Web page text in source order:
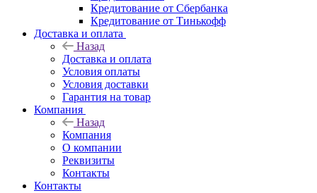
Кредитование от Сбербанка
Кредитование от Тинькофф
Доставка и оплата
Назад
Доставка и оплата
Условия оплаты
Условия доставки
Гарантия на товар
Компания
Назад
Компания
О компании
Реквизиты
Контакты
Контакты